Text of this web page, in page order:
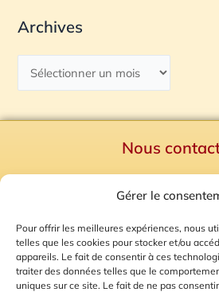
Gérer le
Pour offrir les meilleures expériences, nous
telles que les cookies pour stocker et/ou
appareils. Le fait de consentir à ces
traiter des données telles que le
uniques sur ce site. Le fait de ne pas
Archives
Nous
Mentions Légales
Gestion des